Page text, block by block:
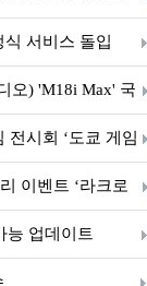
식 서비스 돌입
오) 'M18i Max' 국
전시회 ‘도쿄 게임
이벤트 ‘라크로
능 업데이트